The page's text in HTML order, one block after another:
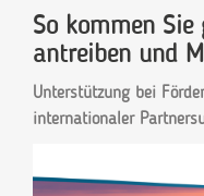
So kommen
antreiben und
Unterstützung bei
internationaler